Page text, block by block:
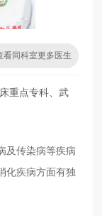
看同科室更多医生
重点专科、武
及传染病等疾病
化疾病方面有独